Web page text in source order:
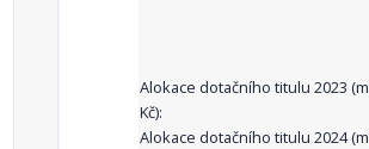
Alokace dotačního titulu 2023
Kč):
Alokace dotačního titulu 2024